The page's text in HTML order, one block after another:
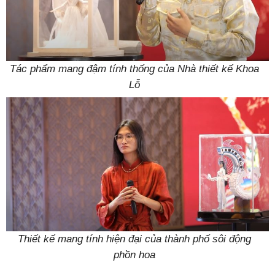
Tác phẩm mang đậm tính thống của Nhà thiết kế Khoa
Lỗ
Thiết kế mang tính hiện đại của thành phố sôi động
phồn hoa